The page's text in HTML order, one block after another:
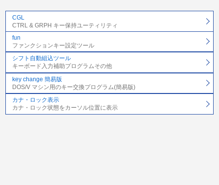
CGL
CTRL & GRPH キー保持ユーティリティ
fun
ファンクションキー設定ツール
シフト自動組込ツール
キーボード入力補助プログラムその他
key change 簡易版
DOS/V マシン用のキー交換プログラム(簡易版)
カナ・ロック表示
カナ・ロック状態をカーソル位置に表示